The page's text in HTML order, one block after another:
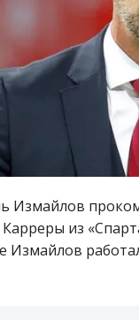
Измайлов
из
Измайлов